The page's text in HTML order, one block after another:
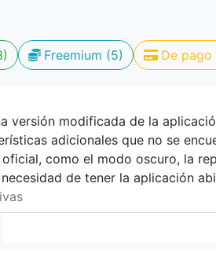
Freemium (5) De pago
versión modificada de la
adicionales que no se
como el modo oscuro, la
de tener la aplicación